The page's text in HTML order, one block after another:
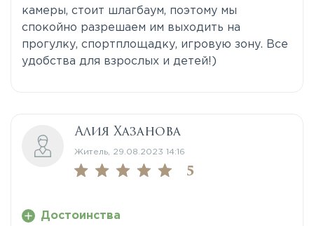
камеры, стоит шлагбаум, поэтому мы
спокойно разрешаем им выходить на
прогулку, спортплощадку, игровую зону. Все
удобства для взрослых и детей!)
Алия Хазанова
Житель, 29.08.2023 14:16
5
Достоинства